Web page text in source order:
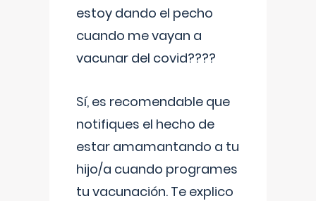
estoy dando el pecho
cuando me vayan a
vacunar del covid????
Sí, es recomendable que
notifiques el hecho de
estar amamantando a tu
hijo/a cuando programes
tu vacunación. Te explico